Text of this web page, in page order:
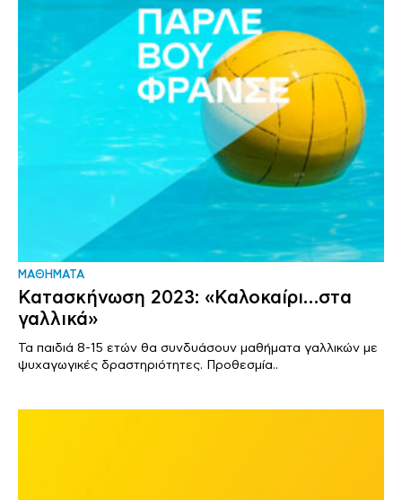
ΜΑΘΗΜΑΤΑ
Κατασκήνωση 2023: «Καλοκαίρι…στα
γαλλικά»
Τα παιδιά 8-15 ετών θα συνδυάσουν μαθήματα γαλλικών με
ψυχαγωγικές δραστηριότητες. Προθεσμία..